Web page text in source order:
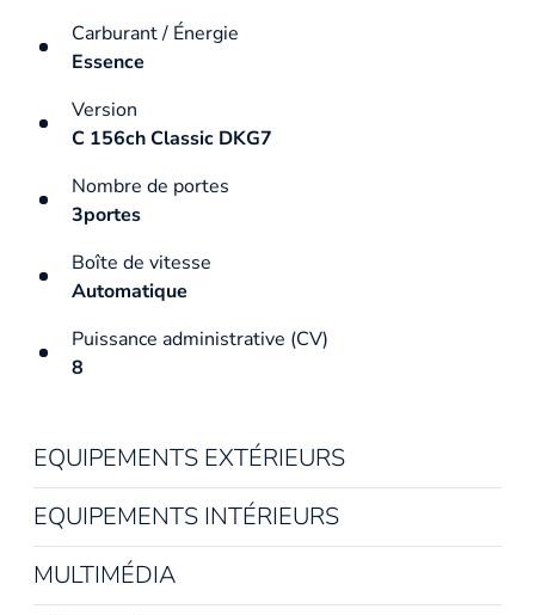
Carburant / Énergie
Essence
Version
C 156ch Classic DKG7
Nombre de portes
3portes
Boîte de vitesse
Automatique
Puissance administrative (CV)
8
EQUIPEMENTS EXTÉRIEURS
EQUIPEMENTS INTÉRIEURS
MULTIMÉDIA